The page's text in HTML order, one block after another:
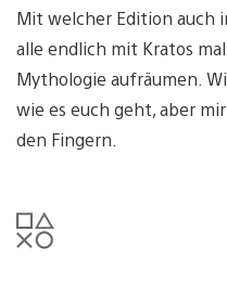
Mit welcher Edition auch
alle endlich mit Kratos
Mythologie aufräumen.
wie es euch geht, aber
den Fingern.